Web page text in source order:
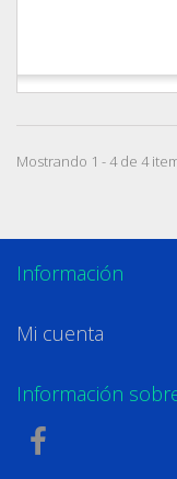
Mostrando 1 - 4 de 4
Información
Mi cuenta
Información